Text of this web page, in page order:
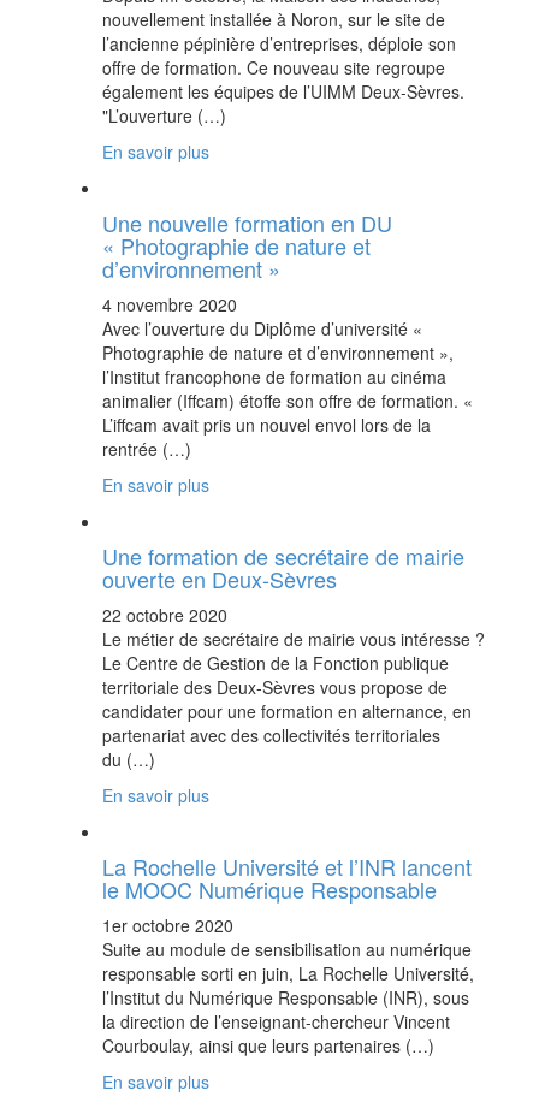
nouvellement installée à Noron, sur le site de
l’ancienne pépinière d’entreprises, déploie son
offre de formation. Ce nouveau site regroupe
également les équipes de l’UIMM Deux-Sèvres.
"L’ouverture (…)
En savoir plus
Une nouvelle formation en DU
« Photographie de nature et
d’environnement »
4 novembre 2020
Avec l’ouverture du Diplôme d’université «
Photographie de nature et d’environnement »,
l’Institut francophone de formation au cinéma
animalier (Iffcam) étoffe son offre de formation. «
L’iffcam avait pris un nouvel envol lors de la
rentrée (…)
En savoir plus
Une formation de secrétaire de mairie
ouverte en Deux-Sèvres
22 octobre 2020
Le métier de secrétaire de mairie vous intéresse ?
Le Centre de Gestion de la Fonction publique
territoriale des Deux-Sèvres vous propose de
candidater pour une formation en alternance, en
partenariat avec des collectivités territoriales
du (…)
En savoir plus
La Rochelle Université et l’INR lancent
le MOOC Numérique Responsable
1er octobre 2020
Suite au module de sensibilisation au numérique
responsable sorti en juin, La Rochelle Université,
l’Institut du Numérique Responsable (INR), sous
la direction de l’enseignant-chercheur Vincent
Courboulay, ainsi que leurs partenaires (…)
En savoir plus